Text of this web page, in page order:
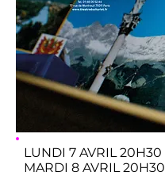
LUNDI 7 AVRIL 20H30
MARDI 8 AVRIL 20H30